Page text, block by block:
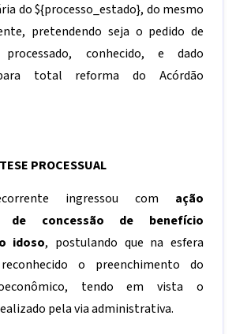
do${processo_estado}, do mesmo
pretendendo seja o pedido de
processado, conhecido, e dado
total reforma do Acórdão
PROCESSUAL
ingressou com ação
de concessão de benefício
idoso, postulando que na esfera
o preenchimento do
tendo em vista o
pela via administrativa.